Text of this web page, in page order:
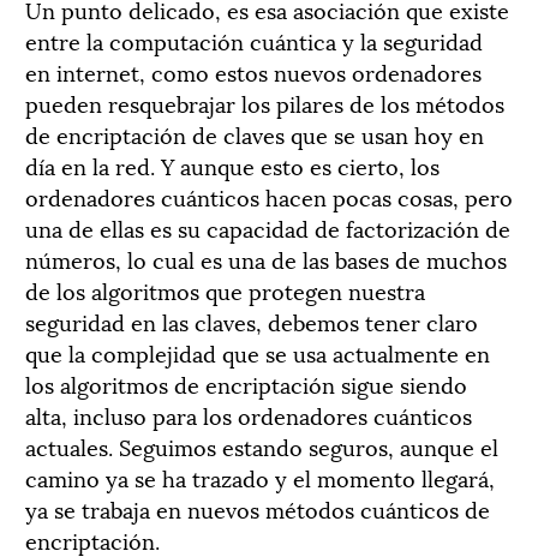
Un punto delicado, es esa asociación que existe
entre la computación cuántica y la seguridad
en internet, como estos nuevos ordenadores
pueden resquebrajar los pilares de los métodos
de encriptación de claves que se usan hoy en
día en la red. Y aunque esto es cierto, los
ordenadores cuánticos hacen pocas cosas, pero
una de ellas es su capacidad de factorización de
números, lo cual es una de las bases de muchos
de los algoritmos que protegen nuestra
seguridad en las claves, debemos tener claro
que la complejidad que se usa actualmente en
los algoritmos de encriptación sigue siendo
alta, incluso para los ordenadores cuánticos
actuales. Seguimos estando seguros, aunque el
camino ya se ha trazado y el momento llegará,
ya se trabaja en nuevos métodos cuánticos de
encriptación.